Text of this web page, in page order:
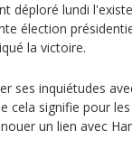
déploré lundi
élection
la victoire.
ses inquiétudes
cela signifie pour
un lien avec